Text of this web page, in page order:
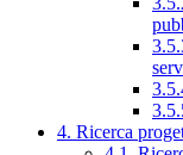
4. Ricerca